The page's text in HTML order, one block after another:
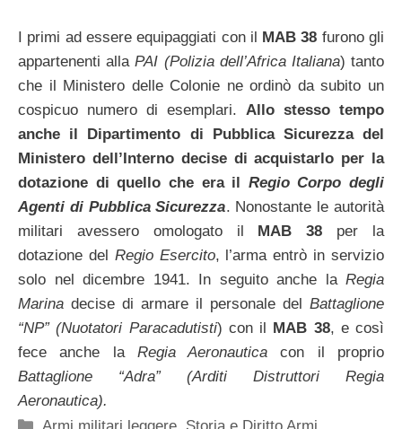
I primi ad essere equipaggiati con il MAB 38 furono gli
appartenenti allaPAI (Polizia dell’Africa Italiana) tanto
che il Ministero delle Colonie ne ordinò da subito un
cospicuo numero di esemplari. Allo stesso tempo
anche il Dipartimento di Pubblica Sicurezza del
Ministero dell’Interno decise di acquistarlo per la
dotazione di quello che era il Regio Corpo degli
Agenti di Pubblica Sicurezza. Nonostante le autorità
militari avessero omologato il MAB 38 per la
dotazione del Regio Esercito, l’arma entrò in servizio
solo nel dicembre 1941. In seguito anche laRegia
Marina decise di armare il personale del Battaglione
“NP” (Nuotatori Paracadutisti) con il MAB 38, e così
fece anche la Regia Aeronautica con il proprio
Battaglione “Adra” (Arditi Distruttori Regia
Aeronautica).
Categorie